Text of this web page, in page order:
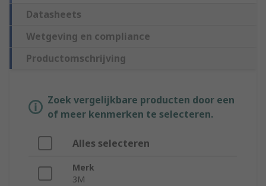
Datasheets
Wetgeving en compliance
Productomschrijving
Zoek vergelijkbare producten door een
of meer kenmerken te selecteren.
Alles selecteren
Merk
3M